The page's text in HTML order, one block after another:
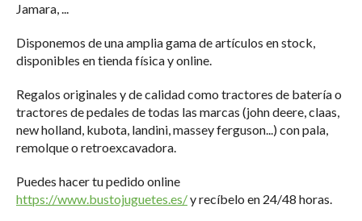
Jamara, ...
Disponemos de una amplia gama de artículos en stock,
disponibles en tienda física y online.
Regalos originales y de calidad como tractores de batería o
tractores de pedales de todas las marcas (john deere, claas,
new holland, kubota, landini, massey ferguson...) con pala,
remolque o retroexcavadora.
Puedes hacer tu pedido online
https://www.bustojuguetes.es/y recíbelo en 24/48 horas.